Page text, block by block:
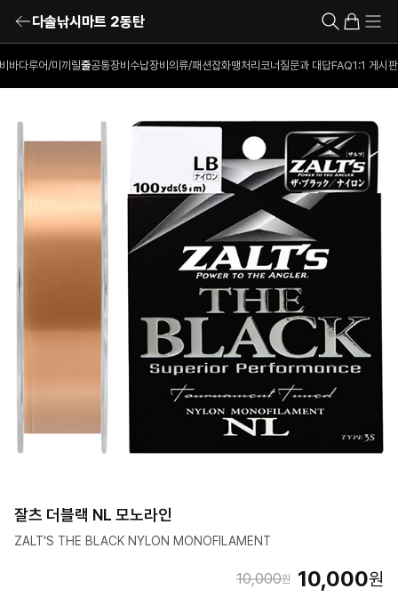
다솔낚시마트 2동탄
바다루어/미끼 릴줄공통장비 수납장비 의류/패션잡화땡처리코너 질문과 대답FAQ1:1 게시판
잘츠 더블랙 NL 모노라인
ZALT'S THE BLACK NYLON MONOFILAMENT
10,000원 10,000원